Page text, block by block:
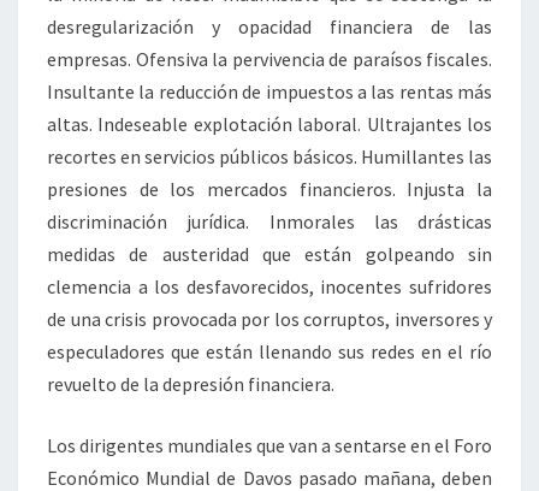
desregularización y opacidad financiera de las
empresas. Ofensiva la pervivencia de paraísos fiscales.
Insultante la reducción de impuestos a las rentas más
altas. Indeseable explotación laboral. Ultrajantes los
recortes en servicios públicos básicos. Humillantes las
presiones de los mercados financieros. Injusta la
discriminación jurídica. Inmorales las drásticas
medidas de austeridad que están golpeando sin
clemencia a los desfavorecidos, inocentes sufridores
de una crisis provocada por los corruptos, inversores y
especuladores que están llenando sus redes en el río
revuelto de la depresión financiera.
Los dirigentes mundiales que van a sentarse en el Foro
Económico Mundial de Davos pasado mañana, deben